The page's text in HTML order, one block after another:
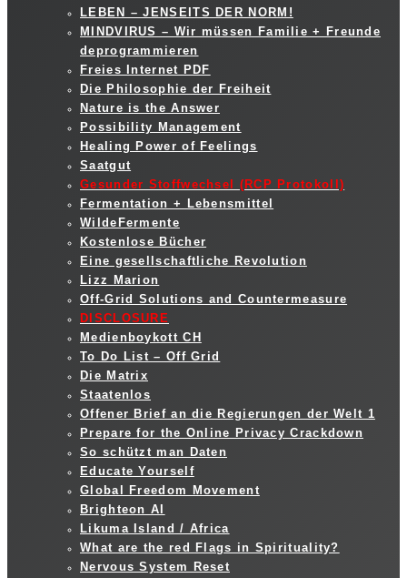
LEBEN – JENSEITS DER NORM!
MINDVIRUS – Wir müssen Familie + Freunde
deprogrammieren
Freies Internet PDF
Die Philosophie der Freiheit
Nature is the Answer
Possibility Management
Healing Power of Feelings
Saatgut
Gesunder Stoffwechsel (RCP Protokoll)
Fermentation + Lebensmittel
WildeFermente
Kostenlose Bücher
Eine gesellschaftliche Revolution
Lizz Marion
Off-Grid Solutions and Countermeasure
DISCLOSURE
Medienboykott CH
To Do List – Off Grid
Die Matrix
Staatenlos
Offener Brief an die Regierungen der Welt 1
Prepare for the Online Privacy Crackdown
So schützt man Daten
Educate Yourself
Global Freedom Movement
Brighteon AI
Likuma Island / Africa
What are the red Flags in Spirituality?
Nervous System Reset